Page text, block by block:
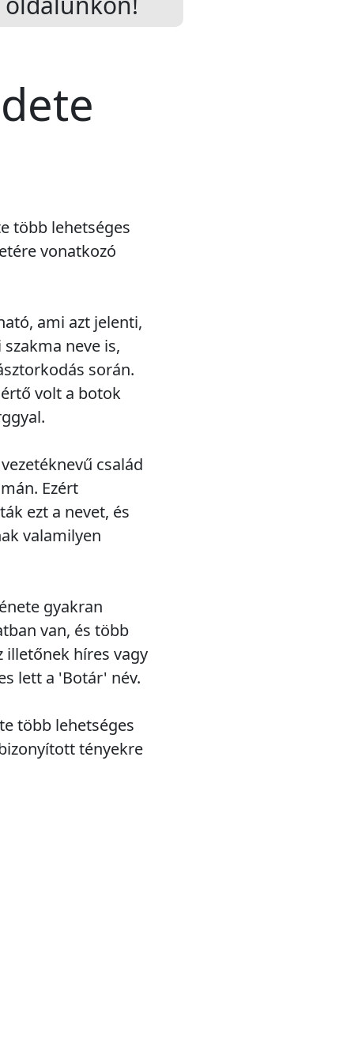
több lehetséges
vonatkozó
ami azt jelenti,
neve is,
során.
volt a botok
család
Ezért
ezt a nevet, és
valamilyen
gyakran
van, és több
illetőnek híres vagy
lett a 'Botár' név.
több lehetséges
tényekre